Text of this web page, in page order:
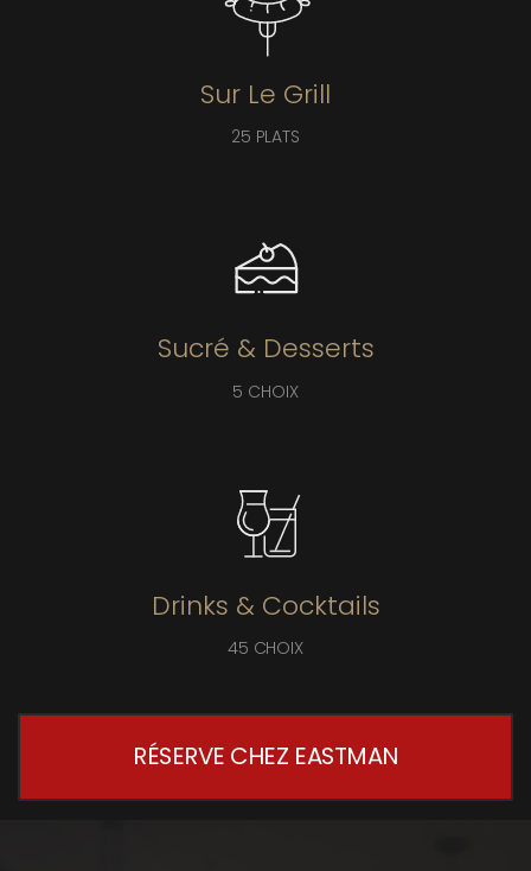
Sur Le Grill
25 PLATS
Sucré & Desserts
5 CHOIX
Drinks & Cocktails
45 CHOIX
RÉSERVE CHEZ EASTMAN